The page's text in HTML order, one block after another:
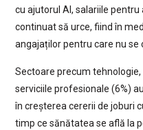
cu ajutorul AI, salariile
continuat să urce, fiind în
angajaților pentru care nu
Sectoare precum
serviciile profesionale (6%)
în creșterea cererii de joburi
timp ce sănătatea se află la